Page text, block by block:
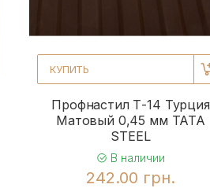
КУПИТЬ
Профнастил Т-14 Турция
Матовый 0,45 мм TATA
STEEL
В наличии
242.00 грн.